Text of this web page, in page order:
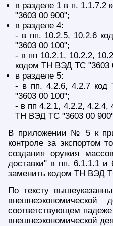
в разделе 1 в п.
"3603 00 900";
в разделе 4:
- в пп. 10.2.5, 10.2.6
"3603 00 100";
- в пп 10.2.1, 10.2.2,
кодом ТН ВЭД ТС "3603
в разделе 5:
- в пп. 4.2.6, 4.2.7
"3603 00 100";
- в пп 4.2.1, 4.2.2, 4.2.4,
ТН ВЭД ТС "3603 00
В приложении № 5 к
контроле за экспортом
создания оружия
доставки" в пп. 6.1.1.1
заменить кодом ТН ВЭД
По тексту
внешнеэкономической
соответствующем
внешнеэкономической